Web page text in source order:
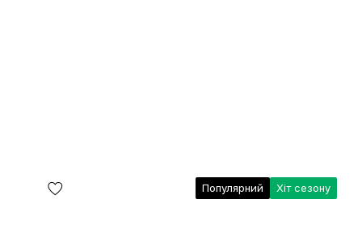
Популярний Хіт сезону